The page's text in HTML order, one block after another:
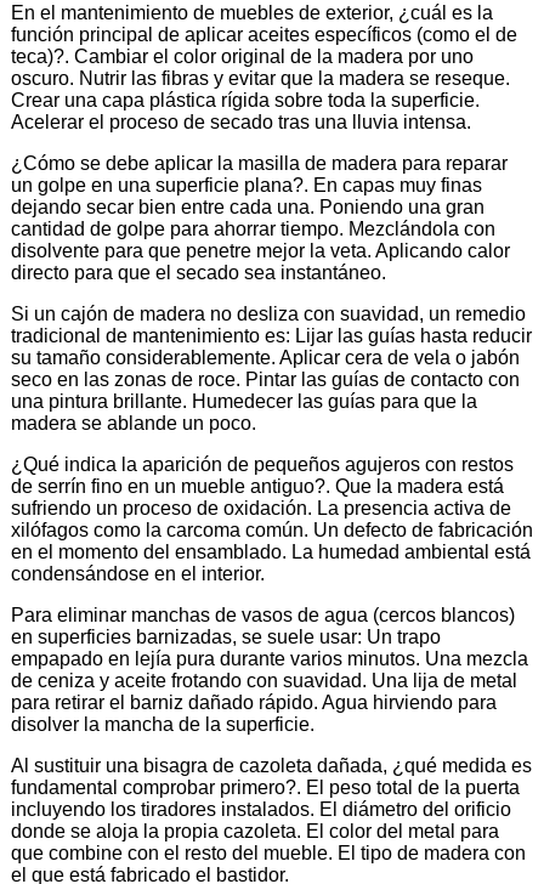
En el mantenimiento de muebles de exterior, ¿cuál es la
función principal de aplicar aceites específicos (como el de
teca)?. Cambiar el color original de la madera por uno
oscuro. Nutrir las fibras y evitar que la madera se reseque.
Crear una capa plástica rígida sobre toda la superficie.
Acelerar el proceso de secado tras una lluvia intensa.
¿Cómo se debe aplicar la masilla de madera para reparar
un golpe en una superficie plana?. En capas muy finas
dejando secar bien entre cada una. Poniendo una gran
cantidad de golpe para ahorrar tiempo. Mezclándola con
disolvente para que penetre mejor la veta. Aplicando calor
directo para que el secado sea instantáneo.
Si un cajón de madera no desliza con suavidad, un remedio
tradicional de mantenimiento es: Lijar las guías hasta reducir
su tamaño considerablemente. Aplicar cera de vela o jabón
seco en las zonas de roce. Pintar las guías de contacto con
una pintura brillante. Humedecer las guías para que la
madera se ablande un poco.
¿Qué indica la aparición de pequeños agujeros con restos
de serrín fino en un mueble antiguo?. Que la madera está
sufriendo un proceso de oxidación. La presencia activa de
xilófagos como la carcoma común. Un defecto de fabricación
en el momento del ensamblado. La humedad ambiental está
condensándose en el interior.
Para eliminar manchas de vasos de agua (cercos blancos)
en superficies barnizadas, se suele usar: Un trapo
empapado en lejía pura durante varios minutos. Una mezcla
de ceniza y aceite frotando con suavidad. Una lija de metal
para retirar el barniz dañado rápido. Agua hirviendo para
disolver la mancha de la superficie.
Al sustituir una bisagra de cazoleta dañada, ¿qué medida es
fundamental comprobar primero?. El peso total de la puerta
incluyendo los tiradores instalados. El diámetro del orificio
donde se aloja la propia cazoleta. El color del metal para
que combine con el resto del mueble. El tipo de madera con
el que está fabricado el bastidor.